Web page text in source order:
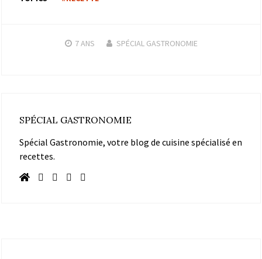
7 ANS SPÉCIAL GASTRONOMIE
SPÉCIAL GASTRONOMIE
Spécial Gastronomie, votre blog de cuisine spécialisé en
recettes.